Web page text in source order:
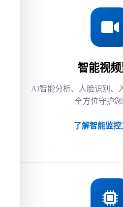
智能视
AI智能分析、人脸识别、
全方位守护
了解智能监